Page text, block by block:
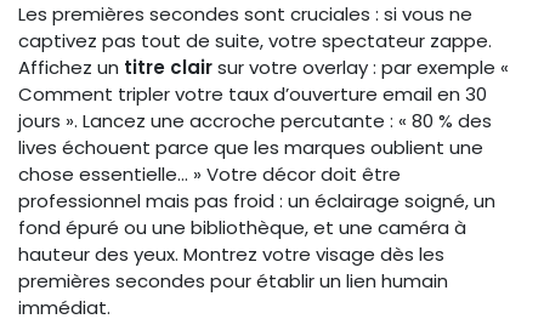
Les premières secondes sont cruciales : si vous ne
captivez pas tout de suite, votre spectateur zappe.
Affichez un titre clairsur votre overlay : par exemple «
Comment tripler votre taux d’ouverture email en 30
jours ». Lancez une accroche percutante : « 80 % des
lives échouent parce que les marques oublient une
chose essentielle… » Votre décor doit être
professionnel mais pas froid : un éclairage soigné, un
fond épuré ou une bibliothèque, et une caméra à
hauteur des yeux. Montrez votre visage dès les
premières secondes pour établir un lien humain
immédiat.